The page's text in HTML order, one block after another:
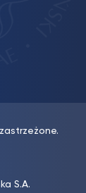
S.A.